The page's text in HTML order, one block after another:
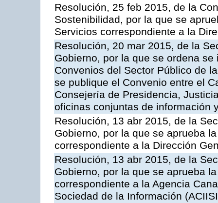
Resolución, 25 feb 2015, de la
Sostenibilidad, por la que se
Servicios correspondiente a la
Resolución, 20 mar 2015, de la
Gobierno, por la que se ordena
Convenios del Sector Público de
se publique el Convenio entre el
Consejería de Presidencia,
oficinas conjuntas de información
Resolución, 13 abr 2015, de la
Gobierno, por la que se aprueba
correspondiente a la Dirección
Resolución, 13 abr 2015, de la
Gobierno, por la que se aprueba
correspondiente a la Agencia
Sociedad de la Información